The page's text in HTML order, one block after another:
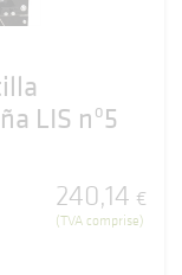
LIS nº5
240,14 €
(TVA comprise)